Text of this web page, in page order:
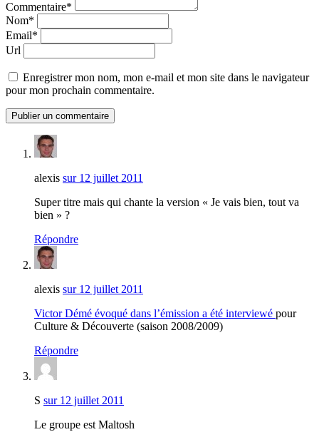
Commentaire*
Nom*
Email*
Url
Enregistrer mon nom, mon e-mail et mon site dans le navigateur
pour mon prochain commentaire.
alexis sur 12 juillet 2011
Super titre mais qui chante la version « Je vais bien, tout va
bien » ?
Répondre
alexis sur 12 juillet 2011
Victor Démé évoqué dans l’émission a été interviewé pour
Culture & Découverte (saison 2008/2009)
Répondre
S sur 12 juillet 2011
Le groupe est Maltosh